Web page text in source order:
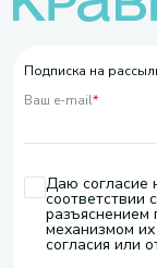
Подписка на
Ваш e-mail*
Даю согласие
соответствии с
разъяснением
механизмом
согласия или